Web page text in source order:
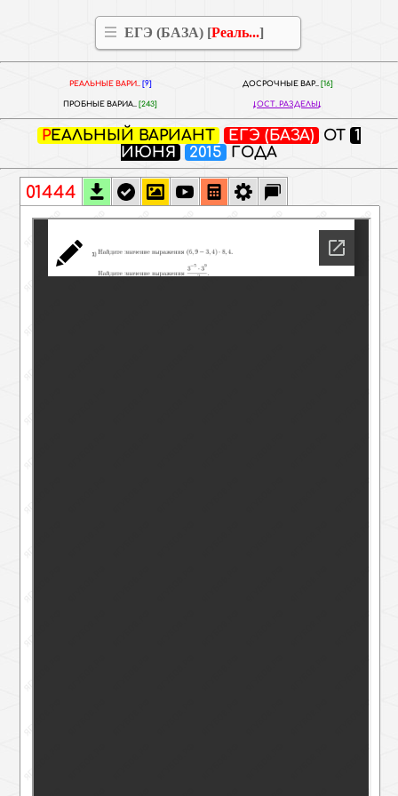
ЕГЭ (БАЗА) [Реаль...]
РЕАЛЬНЫЕ ВАРИ.. [9] ДОСРОЧНЫЕ ВАР.. [16]
ПРОБНЫЕ ВАРИА.. [243] ОСТ. РАЗДЕЛЫ
РЕАЛЬНЫЙ ВАРИАНТ ЕГЭ (БАЗА) ОТ 1
ИЮНЯ
2015 ГОДА
01444